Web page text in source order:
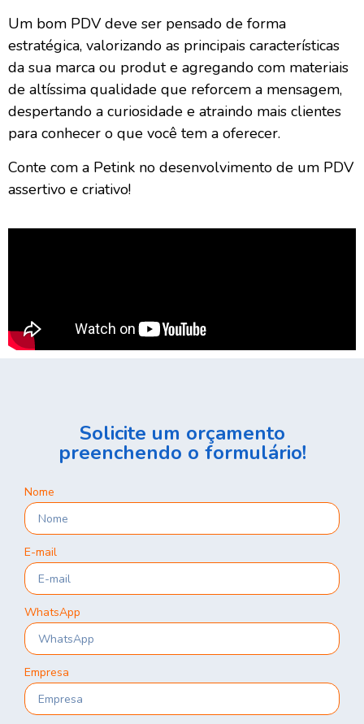
Um bom PDV deve ser pensado de forma
estratégica, valorizando as principais características
da sua marca ou produt e agregando com materiais
de altíssima qualidade que reforcem a mensagem,
despertando a curiosidade e atraindo mais clientes
para conhecer o que você tem a oferecer.
Conte com a Petink no desenvolvimento de um PDV
assertivo e criativo!
Solicite um orçamento
preenchendo o formulário!
Nome
E-mail
WhatsApp
Empresa